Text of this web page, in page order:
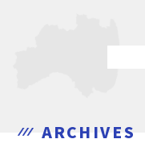
ARCHIVES